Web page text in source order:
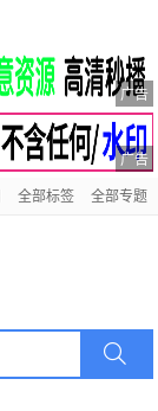
广告
广告
全部标签 全部专题